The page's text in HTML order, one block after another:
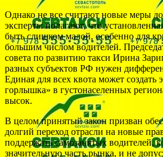
Однако не все считают новые меры
эксперты полагают, что
быть слишком малой, особенно для
большим числом водителей.
совета по развитию такси Ирина
разных субъектов РФ нужен
Единая для всех квота может создать
горлышка» в густонаселенных
высок.
В целом принятый закон призван
долгий переход отрасли на новые
поддержать самозанятых водителей,
значительную часть рынка, и не